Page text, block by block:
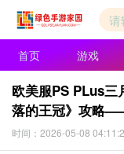
首页 游戏
欧美服PS PLus三
落的王冠》攻略
时间：2026-05-08